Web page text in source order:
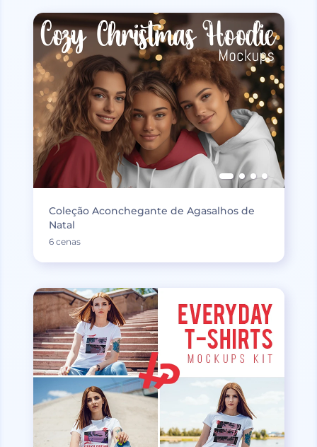
Coleção Aconchegante de Agasalhos de
Natal
6 cenas